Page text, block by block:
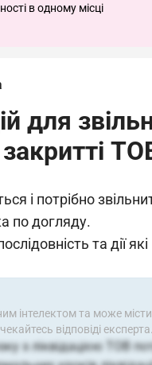
в одному місці
для
і потрібно
по догляду.
та дії
інтелектом та може
відповіді
з ліквідацією ТОВ